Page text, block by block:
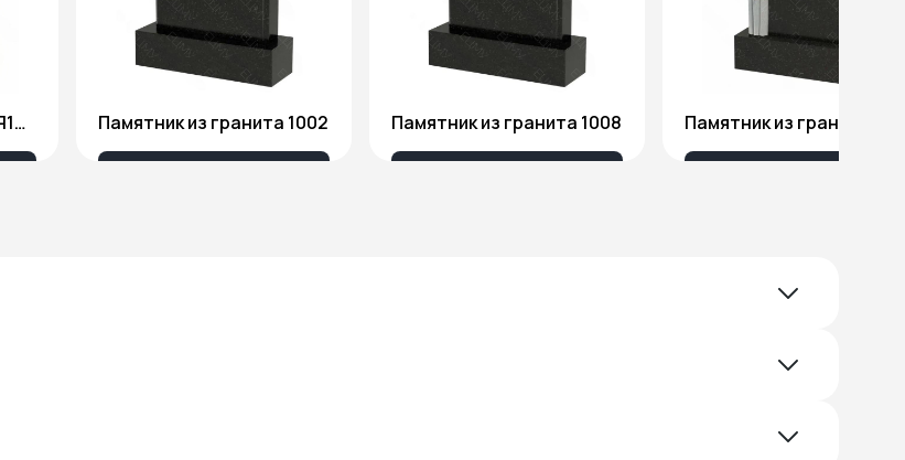
Памятник из гранита Я1806 Памятник из гранита 1002 Памятник из гранита 1008